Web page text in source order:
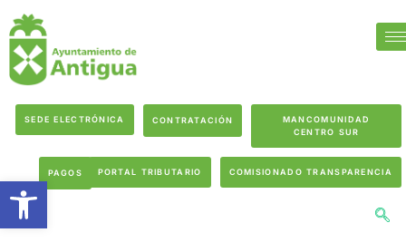
SEDE ELECTRÓNICA CONTRATACIÓN
MANCOMUNIDAD
CENTRO SUR
PAGOS PORTAL TRIBUTARIO COMISIONADO TRANSPARENCIA
Abrir barra de herramientas